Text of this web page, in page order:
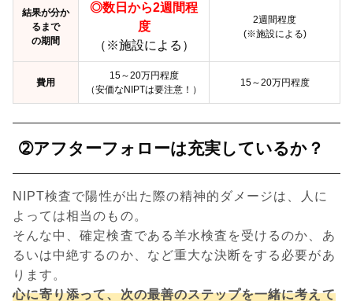
結果が分か
るまで
の期間
◎数日から2週間程
度
（※施設による）
2週間程度
(※施設による)
費用
15～20万円程度
（安価なNIPTは要注意！）
15～20万円程度
➁アフターフォローは充実しているか？
NIPT検査で陽性が出た際の精神的ダメージは、人に
よっては相当のもの。
そんな中、確定検査である羊水検査を受けるのか、あ
るいは中絶するのか、など重大な決断をする必要があ
ります。
心に寄り添って、次の最善のステップを一緒に考えて